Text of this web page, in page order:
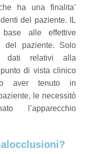
ha una finalita’
del paziente. IL
base alle effettive
del paziente. Solo
dati relativi alla
di vista clinico
aver tenuto in
le necessitò
l’apparecchio